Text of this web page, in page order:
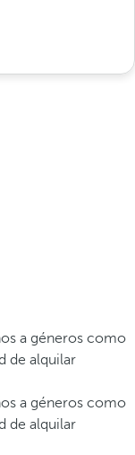
a géneros como
de alquilar
a géneros como
de alquilar